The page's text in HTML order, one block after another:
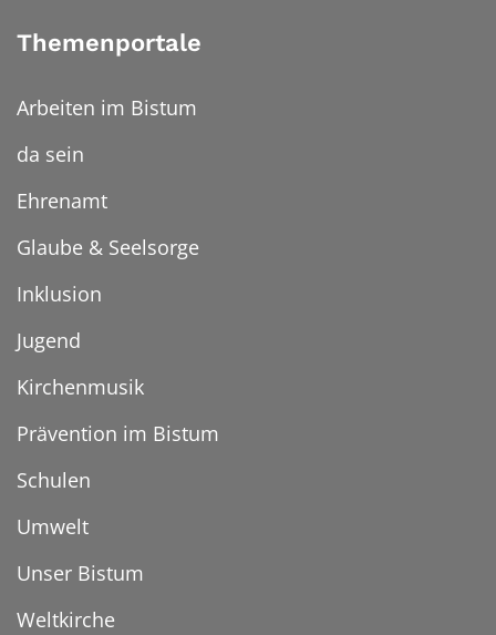
Themenportale
Arbeiten im Bistum
da sein
Ehrenamt
Glaube & Seelsorge
Inklusion
Jugend
Kirchenmusik
Prävention im Bistum
Schulen
Umwelt
Unser Bistum
Weltkirche